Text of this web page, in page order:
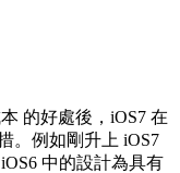
的好處後，iOS7 在
。例如剛升上 iOS7
中的設計為具有